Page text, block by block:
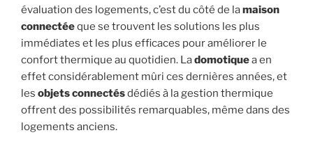
évaluation des logements, c’est du côté de lamaison
connectéeque se trouvent les solutions les plus
immédiates et les plus efficaces pour améliorer le
confort thermique au quotidien. Ladomotiquea en
effet considérablement mûri ces dernières années, et
les objets connectésdédiés à la gestion thermique
offrent des possibilités remarquables, même dans des
logements anciens.